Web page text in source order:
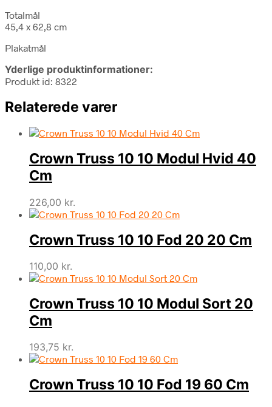
Totalmål
45,4 x 62,8 cm
Plakatmål
Yderlige produktinformationer:
Produkt id: 8322
Relaterede varer
Crown Truss 10 10 Modul Hvid 40
Cm
226,00 kr.
Crown Truss 10 10 Fod 20 20 Cm
110,00 kr.
Crown Truss 10 10 Modul Sort 20
Cm
193,75 kr.
Crown Truss 10 10 Fod 19 60 Cm